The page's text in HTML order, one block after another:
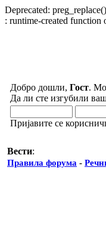
Deprecated:
: runtime-created function
Добро дошли, Гост.
Да ли сте изгубили
Пријавите се
Вести:
Правила форума -